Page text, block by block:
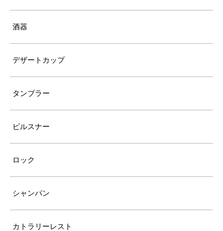
酒器
デザートカップ
タンブラー
ピルスナー
ロック
シャンパン
カトラリーレスト